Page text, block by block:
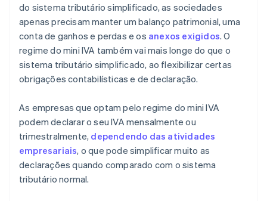
do sistema tributário simplificado, as sociedades
apenas precisam manter um balanço patrimonial, uma
conta de ganhos e perdas e os anexos exigidos. O
regime do mini IVA também vai mais longe do que o
sistema tributário simplificado, ao flexibilizar certas
obrigações contabilísticas e de declaração.
As empresas que optam pelo regime do mini IVA
podem declarar o seu IVA mensalmente ou
trimestralmente, dependendo das atividades
empresariais, o que pode simplificar muito as
declarações quando comparado com o sistema
tributário normal.